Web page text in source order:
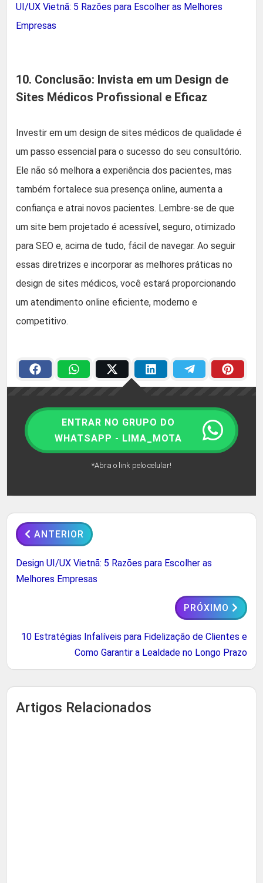
UI/UX Vietnã: 5 Razões para Escolher as Melhores
Empresas
10. Conclusão: Invista em um Design de
Sites Médicos Profissional e Eficaz
Investir em um design de sites médicos de qualidade é
um passo essencial para o sucesso do seu consultório.
Ele não só melhora a experiência dos pacientes, mas
também fortalece sua presença online, aumenta a
confiança e atrai novos pacientes. Lembre-se de que
um site bem projetado é acessível, seguro, otimizado
para SEO e, acima de tudo, fácil de navegar. Ao seguir
essas diretrizes e incorporar as melhores práticas no
design de sites médicos, você estará proporcionando
um atendimento online eficiente, moderno e
competitivo.
ENTRAR NO GRUPO DO
WHATSAPP - LIMA_MOTA
*Abra o link pelo celular!
ANTERIOR
Design UI/UX Vietnã: 5 Razões para Escolher as
Melhores Empresas
PRÓXIMO
10 Estratégias Infalíveis para Fidelização de Clientes e
Como Garantir a Lealdade no Longo Prazo
Artigos Relacionados